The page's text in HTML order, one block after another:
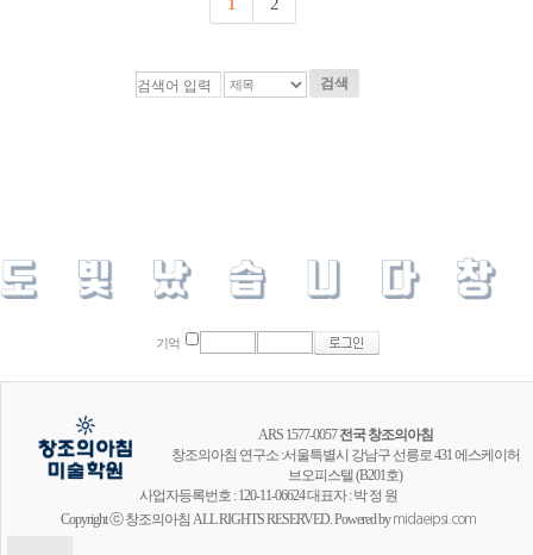
검색
기억
ARS 1577-0057전국 창조의아침
창조의아침 연구소 :서울특별시 강남구 선릉로 431 에스케이허
브오피스텔 (B201호)
사업자등록번호 : 120-11-06624 대표자 : 박 정 원
Copyright ⓒ 창조의아침 ALL RIGHTS RESERVED. Powered bymidaeipsi.com